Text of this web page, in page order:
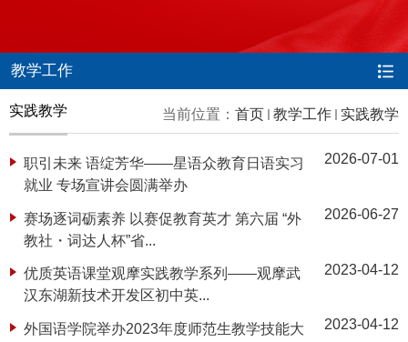
教学工作
当前位置： 首页 教学工作 实践教学
实践教学
职引未来 语绽芳华——星语众教育日语实习
就业 专场宣讲会圆满举办
2026-07-01
赛场逐词砺素养 以赛促教育英才 第六届 “外
教社・词达人杯”省...
2026-06-27
优质英语课堂观摩实践教学系列——观摩武
汉东湖新技术开发区初中英...
2023-04-12
外国语学院举办2023年度师范生教学技能大
2023-04-12